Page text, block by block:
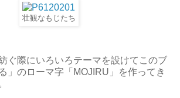
壮観なもじたち
ぐ際にいろいろテーマを設けてこのブ
」のローマ字「MOJIRU」を作ってき